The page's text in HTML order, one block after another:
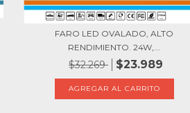
FARO LED OVALADO, ALTO
RENDIMIENTO. 24W,...
$32.269 $23.989